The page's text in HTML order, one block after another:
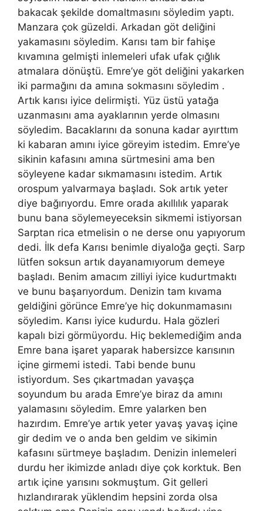
bakacak şekilde domaltmasını söyledim yaptı.
Manzara çok güzeldi. Arkadan göt deliğini
yakamasını söyledim. Karısı tam bir fahişe
kıvamına gelmişti inlemeleri ufak ufak çığlık
atmalara dönüştü. Emre’ye göt deliğini yakarken
iki parmağını da amına sokmasını söyledim .
Artık karısı iyice delirmişti. Yüz üstü yatağa
uzanmasını ama ayaklarının yerde olmasını
söyledim. Bacaklarını da sonuna kadar ayırttım
ki kabaran amını iyice göreyim istedim. Emre’ye
sikinin kafasını amına sürtmesini ama ben
söyleyene kadar sıkmamasını istedim. Artık
orospum yalvarmaya başladı. Sok artık yeter
diye bağırıyordu. Emre orada akıllılık yaparak
bunu bana söylemeyeceksin sikmemi istiyorsan
Sarptan rica etmelisin o ne derse onu yapıyorum
dedi. İlk defa Karısı benimle diyaloğa geçti. Sarp
lütfen soksun artık dayanamıyorum demeye
başladı. Benim amacım zilliyi iyice kudurtmaktı
ve bunu başarıyordum. Denizin tam kıvama
geldiğini görünce Emre’ye hiç dokunmamasını
söyledim. Karısı iyice kudurdu. Hala gözleri
kapalı bizi görmüyordu. Hiç beklemediğim anda
Emre bana işaret yaparak habersizce karısının
içine girmemi istedi. Tabi bende bunu
istiyordum. Ses çıkartmadan yavaşça
soyundum bu arada Emre’ye biraz da amını
yalamasını söyledim. Emre yalarken ben
hazırdım. Emre’ye artık yeter yavaş yavaş içine
gir dedim ve o anda ben geldim ve sikimin
kafasını sürtmeye başladım. Denizin inlemeleri
durdu her ikimizde anladı diye çok korktuk. Ben
artık içine yarısını sokmuştum. Git gelleri
hızlandırarak yüklendim hepsini zorda olsa